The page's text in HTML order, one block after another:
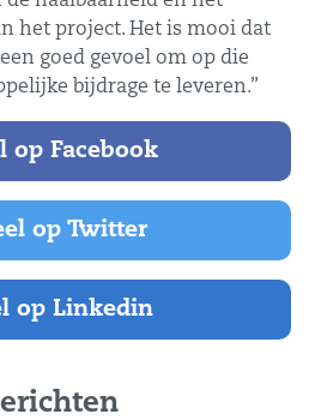
het project. Het is mooi dat
goed gevoel om op die
bijdrage te leveren.”
op Facebook
op Twitter
op Linkedin